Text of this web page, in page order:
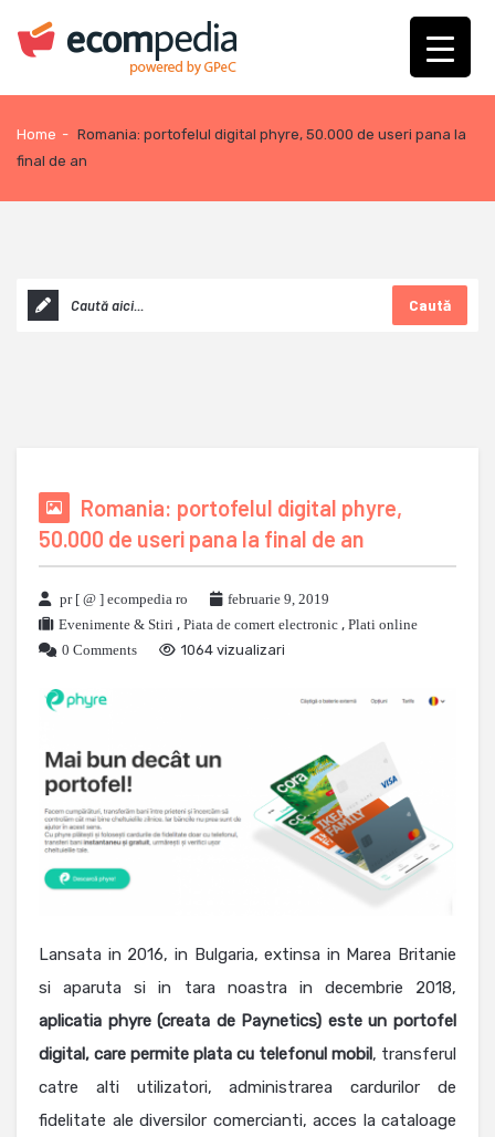
Home - Romania: portofelul digital phyre, 50.000 de useri pana la
final de an
Caută
Romania: portofelul digital phyre,
50.000 de useri pana la final de an
pr [ @ ] ecompedia ro
februarie 9, 2019
Evenimente & Stiri , Piata de comert electronic , Plati online
0 Comments
1064 vizualizari
Lansata in 2016, in Bulgaria, extinsa in Marea Britanie
si aparuta si in tara noastra in decembrie 2018,
aplicatia phyre (creata de Paynetics) este un portofel
digital, care permite plata cu telefonul mobil, transferul
catre alti utilizatori, administrarea cardurilor de
fidelitate ale diversilor comercianti, acces la cataloage